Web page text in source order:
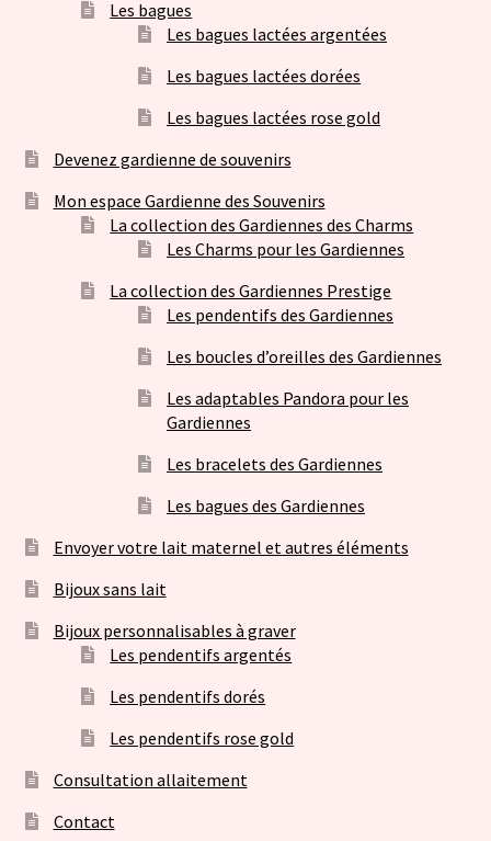
Les bagues
Les bagues lactées argentées
Les bagues lactées dorées
Les bagues lactées rose gold
Devenez gardienne de souvenirs
Mon espace Gardienne des Souvenirs
La collection des Gardiennes des Charms
Les Charms pour les Gardiennes
La collection des Gardiennes Prestige
Les pendentifs des Gardiennes
Les boucles d’oreilles des Gardiennes
Les adaptables Pandora pour les
Gardiennes
Les bracelets des Gardiennes
Les bagues des Gardiennes
Envoyer votre lait maternel et autres éléments
Bijoux sans lait
Bijoux personnalisables à graver
Les pendentifs argentés
Les pendentifs dorés
Les pendentifs rose gold
Consultation allaitement
Contact